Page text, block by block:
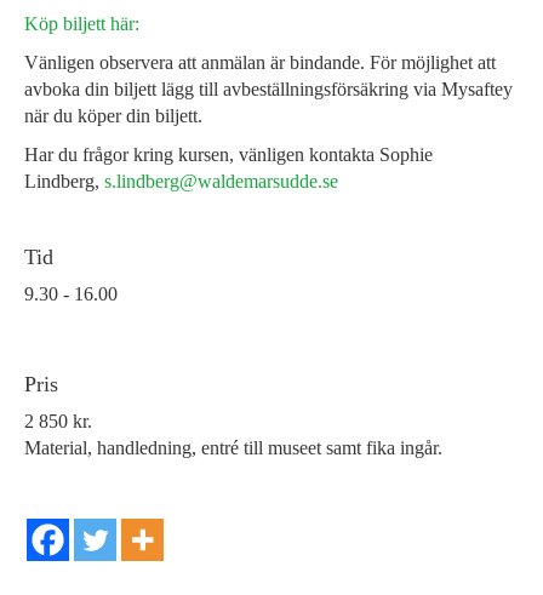
Köp biljett här:
Vänligen observera att anmälan är bindande. För möjlighet att
avboka din biljett lägg till avbeställningsförsäkring via Mysaftey
när du köper din biljett.
Har du frågor kring kursen, vänligen kontakta Sophie
Lindberg, s.lindberg@waldemarsudde.se
Tid
9.30 - 16.00
Pris
2 850 kr.
Material, handledning, entré till museet samt fika ingår.